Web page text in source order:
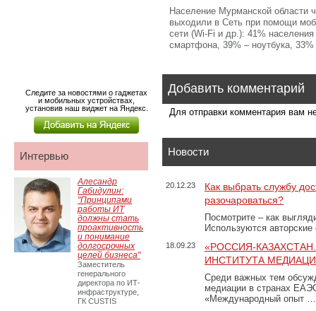
Население Мурманской области
выходили в Сеть при помощи
сети (Wi-Fi и др.): 41%
смартфона, 39% – ноутбука,
Добавить комментарий
Для отправки комментария вам
Новости
20.12.23
Как выбрать службу
разочароваться?
Посмотрите – как
Используются
18.09.23
«РОССИЯ-
ИНСТИТУТА
Среди важных тем
медиации в странах
«Международный опыт …
Следите за новостями о гаджетах
и мобильных устройствах,
установив наш виджет на Яндекс.
Интервью
Алесандр
Габидулин:
"Принципами
работы ИТ
должны стать
проактивность
и понимание
долгосрочных
целей бизнеса"
Заместитель
генерального
директора по ИТ-
инфраструктуре,
ГК CUSTIS